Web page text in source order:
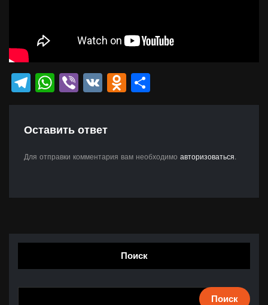
Telegram
WhatsApp
Viber
VK Odnoklassniki
Оставить ответ
Для отправки комментария вам необходимо авторизоваться.
Поиск
Поиск